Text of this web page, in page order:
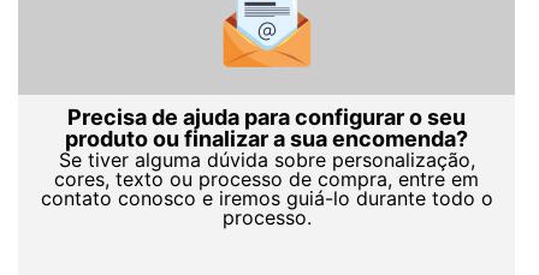
Precisa de ajuda para configurar o seu
produto ou finalizar a sua encomenda?
Se tiver alguma dúvida sobre personalização,
cores, texto ou processo de compra, entre em
contato conosco e iremos guiá-lo durante todo o
processo.